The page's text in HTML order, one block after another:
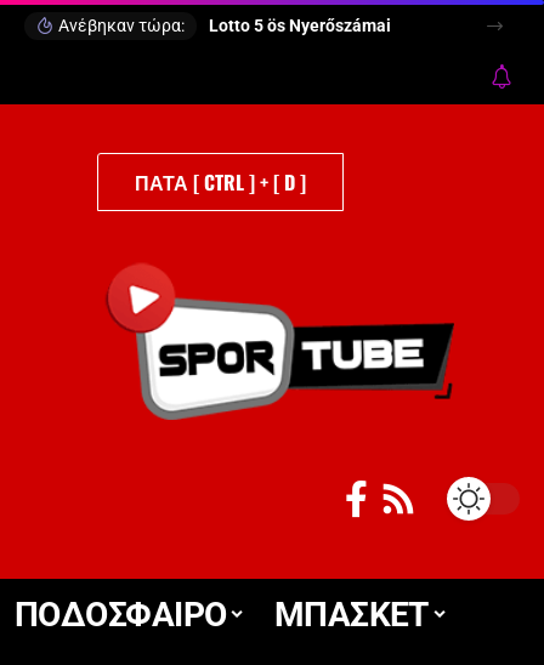
Ανέβηκαν τώρα: Lotto 5 ös Nyerőszámai
ΠΑΤΑ [ CTRL ] + [ D ]
ΠΟΔΟΣΦΑΙΡΟ
ΜΠΑΣΚΕΤ